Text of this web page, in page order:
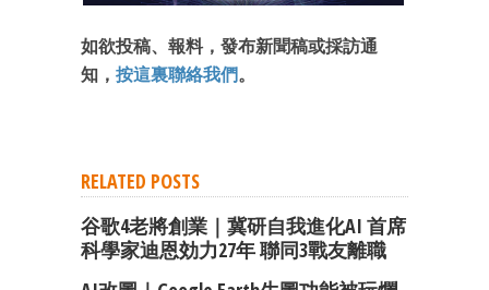
如欲投稿、報料，發布新聞稿或採訪通
知， 按這裏聯絡我們。
RELATED POSTS
谷歌4老將創業｜冀研自我進化AI 首席
科學家迪恩効力27年 聯同3戰友離職